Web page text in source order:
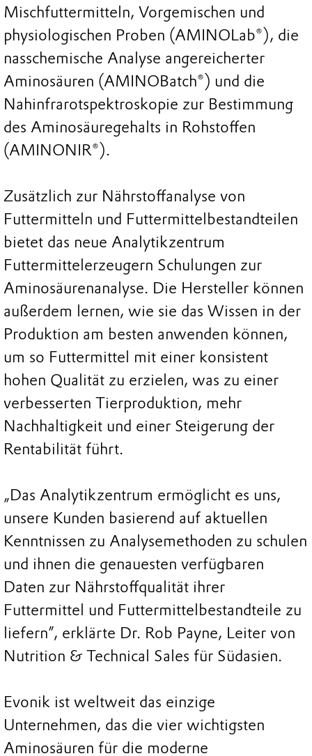
Mischfuttermitteln, Vorgemischen und
physiologischen Proben (AMINOLab®), die
nasschemische Analyse angereicherter
Aminosäuren (AMINOBatch®) und die
Nahinfrarotspektroskopie zur Bestimmung
des Aminosäuregehalts in Rohstoffen
(AMINONIR®).
Zusätzlich zur Nährstoffanalyse von
Futtermitteln und Futtermittelbestandteilen
bietet das neue Analytikzentrum
Futtermittelerzeugern Schulungen zur
Aminosäurenanalyse. Die Hersteller können
außerdem lernen, wie sie das Wissen in der
Produktion am besten anwenden können,
um so Futtermittel mit einer konsistent
hohen Qualität zu erzielen, was zu einer
verbesserten Tierproduktion, mehr
Nachhaltigkeit und einer Steigerung der
Rentabilität führt.
„Das Analytikzentrum ermöglicht es uns,
unsere Kunden basierend auf aktuellen
Kenntnissen zu Analysemethoden zu schulen
und ihnen die genauesten verfügbaren
Daten zur Nährstoffqualität ihrer
Futtermittel und Futtermittelbestandteile zu
liefern”, erklärte Dr. Rob Payne, Leiter von
Nutrition & Technical Sales für Südasien.
Evonik ist weltweit das einzige
Unternehmen, das die vier wichtigsten
Aminosäuren für die moderne